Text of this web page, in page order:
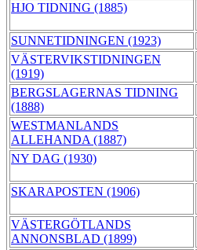
HJO TIDNING (1885)
SUNNETIDNINGEN (1923)
VÄSTERVIKSTIDNINGEN
(1919)
BERGSLAGERNAS TIDNING
(1888)
WESTMANLANDS
ALLEHANDA (1887)
NY DAG (1930)
SKARAPOSTEN (1906)
VÄSTERGÖTLANDS
ANNONSBLAD (1899)